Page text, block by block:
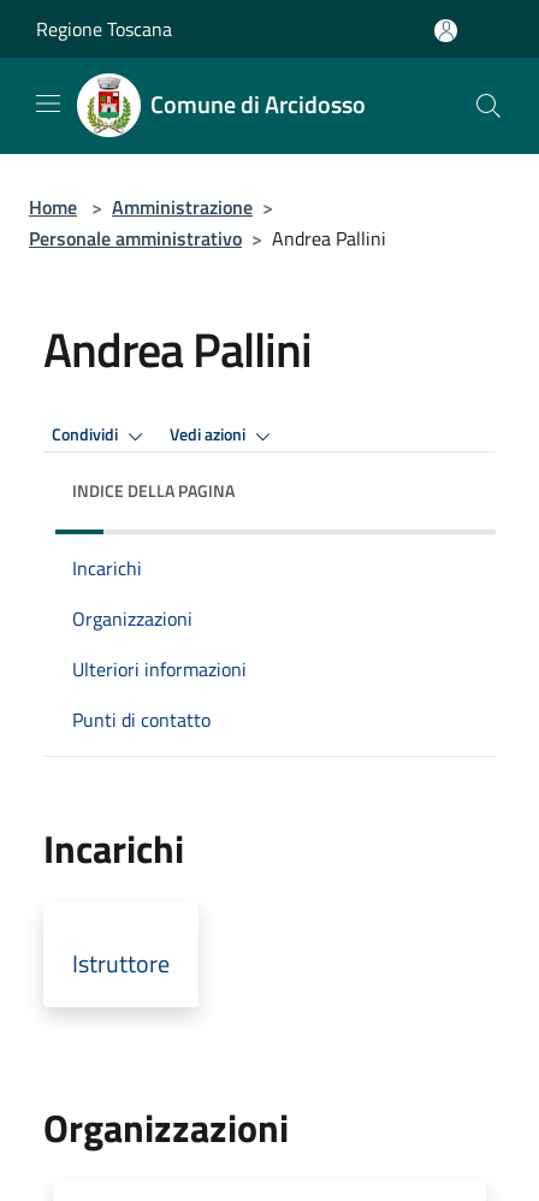
Regione Toscana
Comune di Arcidosso
Home > Amministrazione >
Personale amministrativo > Andrea Pallini
Andrea Pallini
Condividi Vedi azioni
INDICE DELLA PAGINA
Incarichi
Organizzazioni
Ulteriori informazioni
Punti di contatto
Incarichi
Istruttore
Organizzazioni